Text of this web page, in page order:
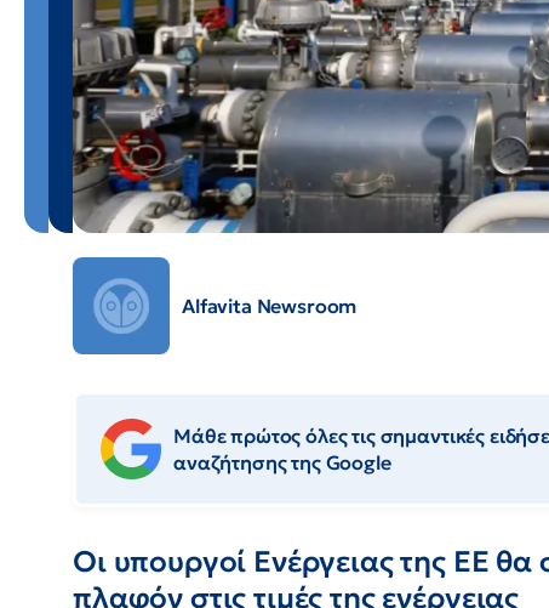
Alfavita Newsroom
Μάθε πρώτος όλες τις σημαντικές
αναζήτησης της Google
Οι υπουργοί Ενέργειας της ΕΕ
πλαφόν στις τιμές της ενέργειας